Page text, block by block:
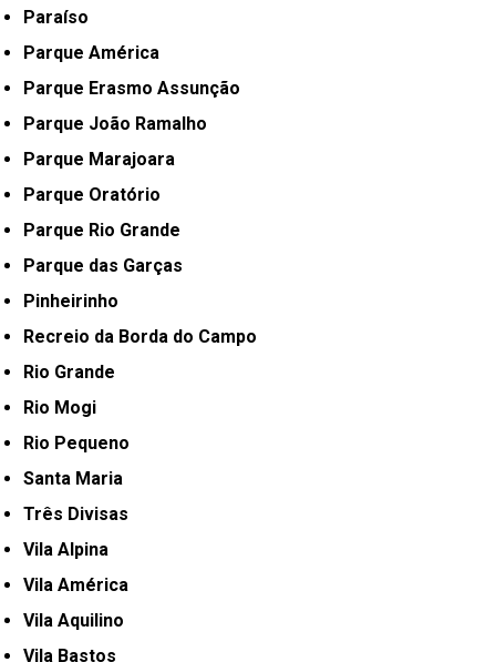
Paraíso
Parque América
Parque Erasmo Assunção
Parque João Ramalho
Parque Marajoara
Parque Oratório
Parque Rio Grande
Parque das Garças
Pinheirinho
Recreio da Borda do Campo
Rio Grande
Rio Mogi
Rio Pequeno
Santa Maria
Três Divisas
Vila Alpina
Vila América
Vila Aquilino
Vila Bastos